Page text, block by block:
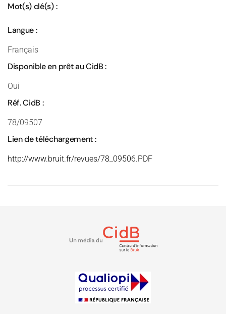
Mot(s) clé(s) :
Langue :
Français
Disponible en prêt au CidB :
Oui
Réf. CidB :
78/09507
Lien de téléchargement :
http://www.bruit.fr/revues/78_09506.PDF